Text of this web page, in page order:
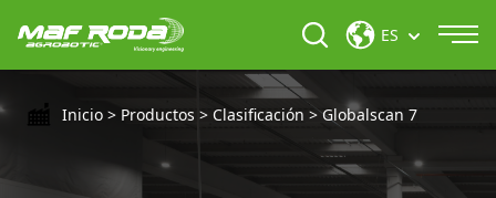
ES
Inicio > Productos > Clasificación > Globalscan 7